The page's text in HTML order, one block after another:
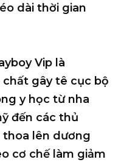
dài thời gian
Vip là
gây tê cục bộ
y học từ nha
đến các thủ
thoa lên dương
cơ chế làm giảm